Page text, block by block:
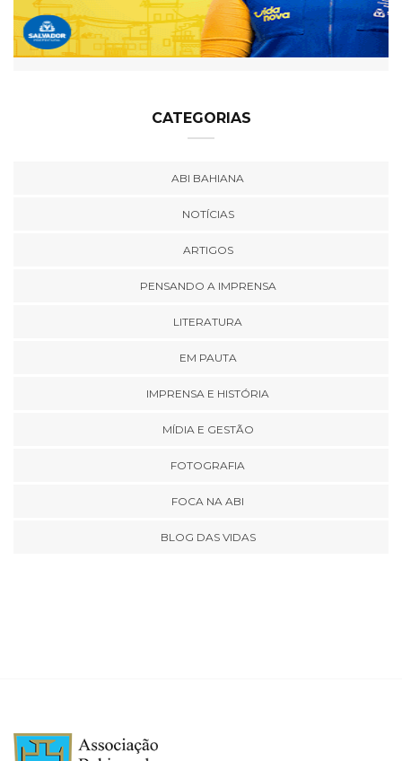
CATEGORIAS
ABI BAHIANA
NOTÍCIAS
ARTIGOS
PENSANDO A IMPRENSA
LITERATURA
EM PAUTA
IMPRENSA E HISTÓRIA
MÍDIA E GESTÃO
FOTOGRAFIA
FOCA NA ABI
BLOG DAS VIDAS